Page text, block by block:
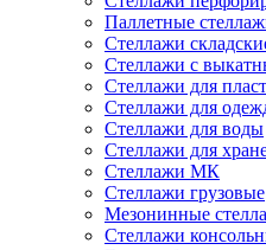
Паллетные
Стеллажи
Стеллажи с
Стеллажи для
Стеллажи для
Стеллажи для воды
Стеллажи для
Стеллажи МК
Стеллажи грузовые
Мезонинные
Стеллажи